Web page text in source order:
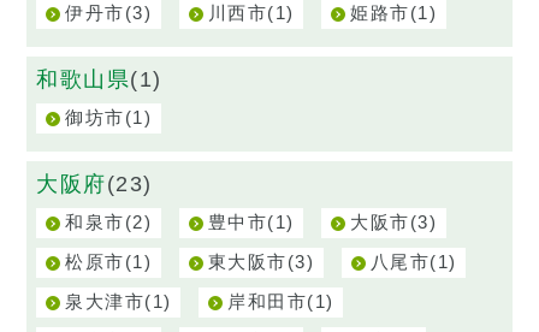
伊丹市(3) 川西市(1) 姫路市(1)
和歌山県(1)
御坊市(1)
大阪府(23)
和泉市(2) 豊中市(1) 大阪市(3)
松原市(1) 東大阪市(3) 八尾市(1)
泉大津市(1) 岸和田市(1)